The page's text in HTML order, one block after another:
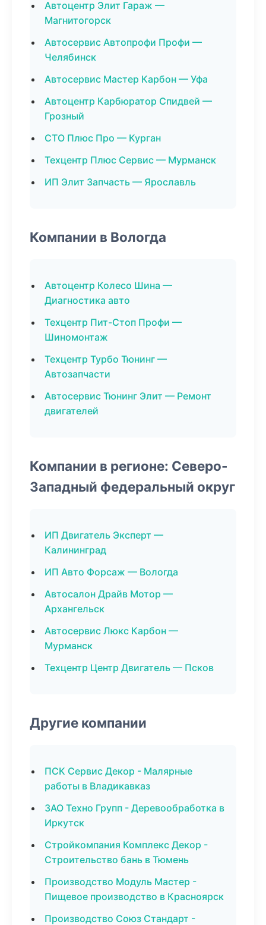
Автоцентр Элит Гараж —
Магнитогорск
Автосервис Автопрофи Профи —
Челябинск
Автосервис Мастер Карбон — Уфа
Автоцентр Карбюратор Спидвей —
Грозный
СТО Плюс Про — Курган
Техцентр Плюс Сервис — Мурманск
ИП Элит Запчасть — Ярославль
Компании в Вологда
Автоцентр Колесо Шина —
Диагностика авто
Техцентр Пит-Стоп Профи —
Шиномонтаж
Техцентр Турбо Тюнинг —
Автозапчасти
Автосервис Тюнинг Элит — Ремонт
двигателей
Компании в регионе: Северо-
Западный федеральный округ
ИП Двигатель Эксперт —
Калининград
ИП Авто Форсаж — Вологда
Автосалон Драйв Мотор —
Архангельск
Автосервис Люкс Карбон —
Мурманск
Техцентр Центр Двигатель — Псков
Другие компании
ПСК Сервис Декор - Малярные
работы в Владикавказ
ЗАО Техно Групп - Деревообработка в
Иркутск
Стройкомпания Комплекс Декор -
Строительство бань в Тюмень
Производство Модуль Мастер -
Пищевое производство в Красноярск
Производство Союз Стандарт -